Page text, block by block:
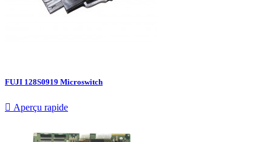
FUJI 128S0919 Microswitch
 Aperçu rapide